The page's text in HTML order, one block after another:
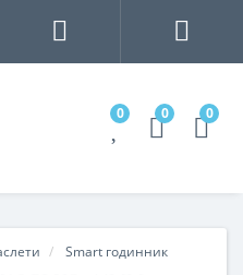
0 0 0
Smart годинник